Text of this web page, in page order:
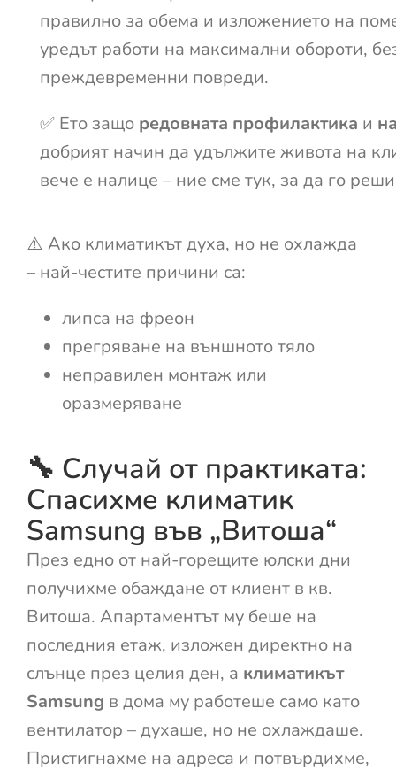
правилно за обема и изложението на
уредът работи на максимални обороти,
преждевременни повреди.
✅ Ето защо редовната профилактика и
добрият начин да удължите живота на
вече е налице – ние сме тук, за да го
⚠️ Ако климатикът духа, но не охлажда
– най-честите причини са:
липса на фреон
прегряване на външното тяло
неправилен монтаж или
оразмеряване
🔧 Случай от практиката:
Спасихме климатик
Samsung във „Витоша“
През едно от най-горещите юлски дни
получихме обаждане от клиент в кв.
Витоша. Апартаментът му беше на
последния етаж, изложен директно на
слънце през целия ден, а климатикът
Samsung в дома му работеше само като
вентилатор – духаше, но не охлаждаше.
Пристигнахме на адреса и потвърдихме,